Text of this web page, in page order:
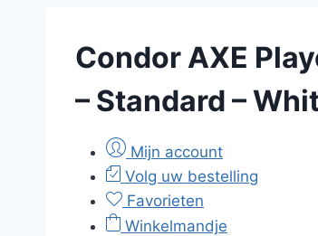
Condor AXE
– Standard –
Mijn account
Volg uw bestelling
Favorieten
Winkelmandje